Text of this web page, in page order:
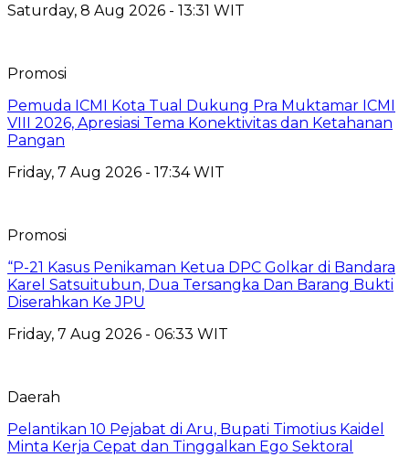
Saturday, 8 Aug 2026 - 13:31 WIT
Promosi
Pemuda ICMI Kota Tual Dukung Pra Muktamar ICMI
VIII 2026, Apresiasi Tema Konektivitas dan Ketahanan
Pangan
Friday, 7 Aug 2026 - 17:34 WIT
Promosi
“P-21 Kasus Penikaman Ketua DPC Golkar di Bandara
Karel Satsuitubun, Dua Tersangka Dan Barang Bukti
Diserahkan Ke JPU
Friday, 7 Aug 2026 - 06:33 WIT
Daerah
Pelantikan 10 Pejabat di Aru, Bupati Timotius Kaidel
Minta Kerja Cepat dan Tinggalkan Ego Sektoral